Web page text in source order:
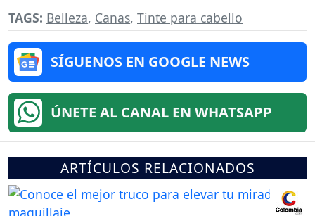
TAGS: Belleza, Canas, Tinte para cabello
SÍGUENOS EN GOOGLE NEWS
ÚNETE AL CANAL EN WHATSAPP
ARTÍCULOS RELACIONADOS